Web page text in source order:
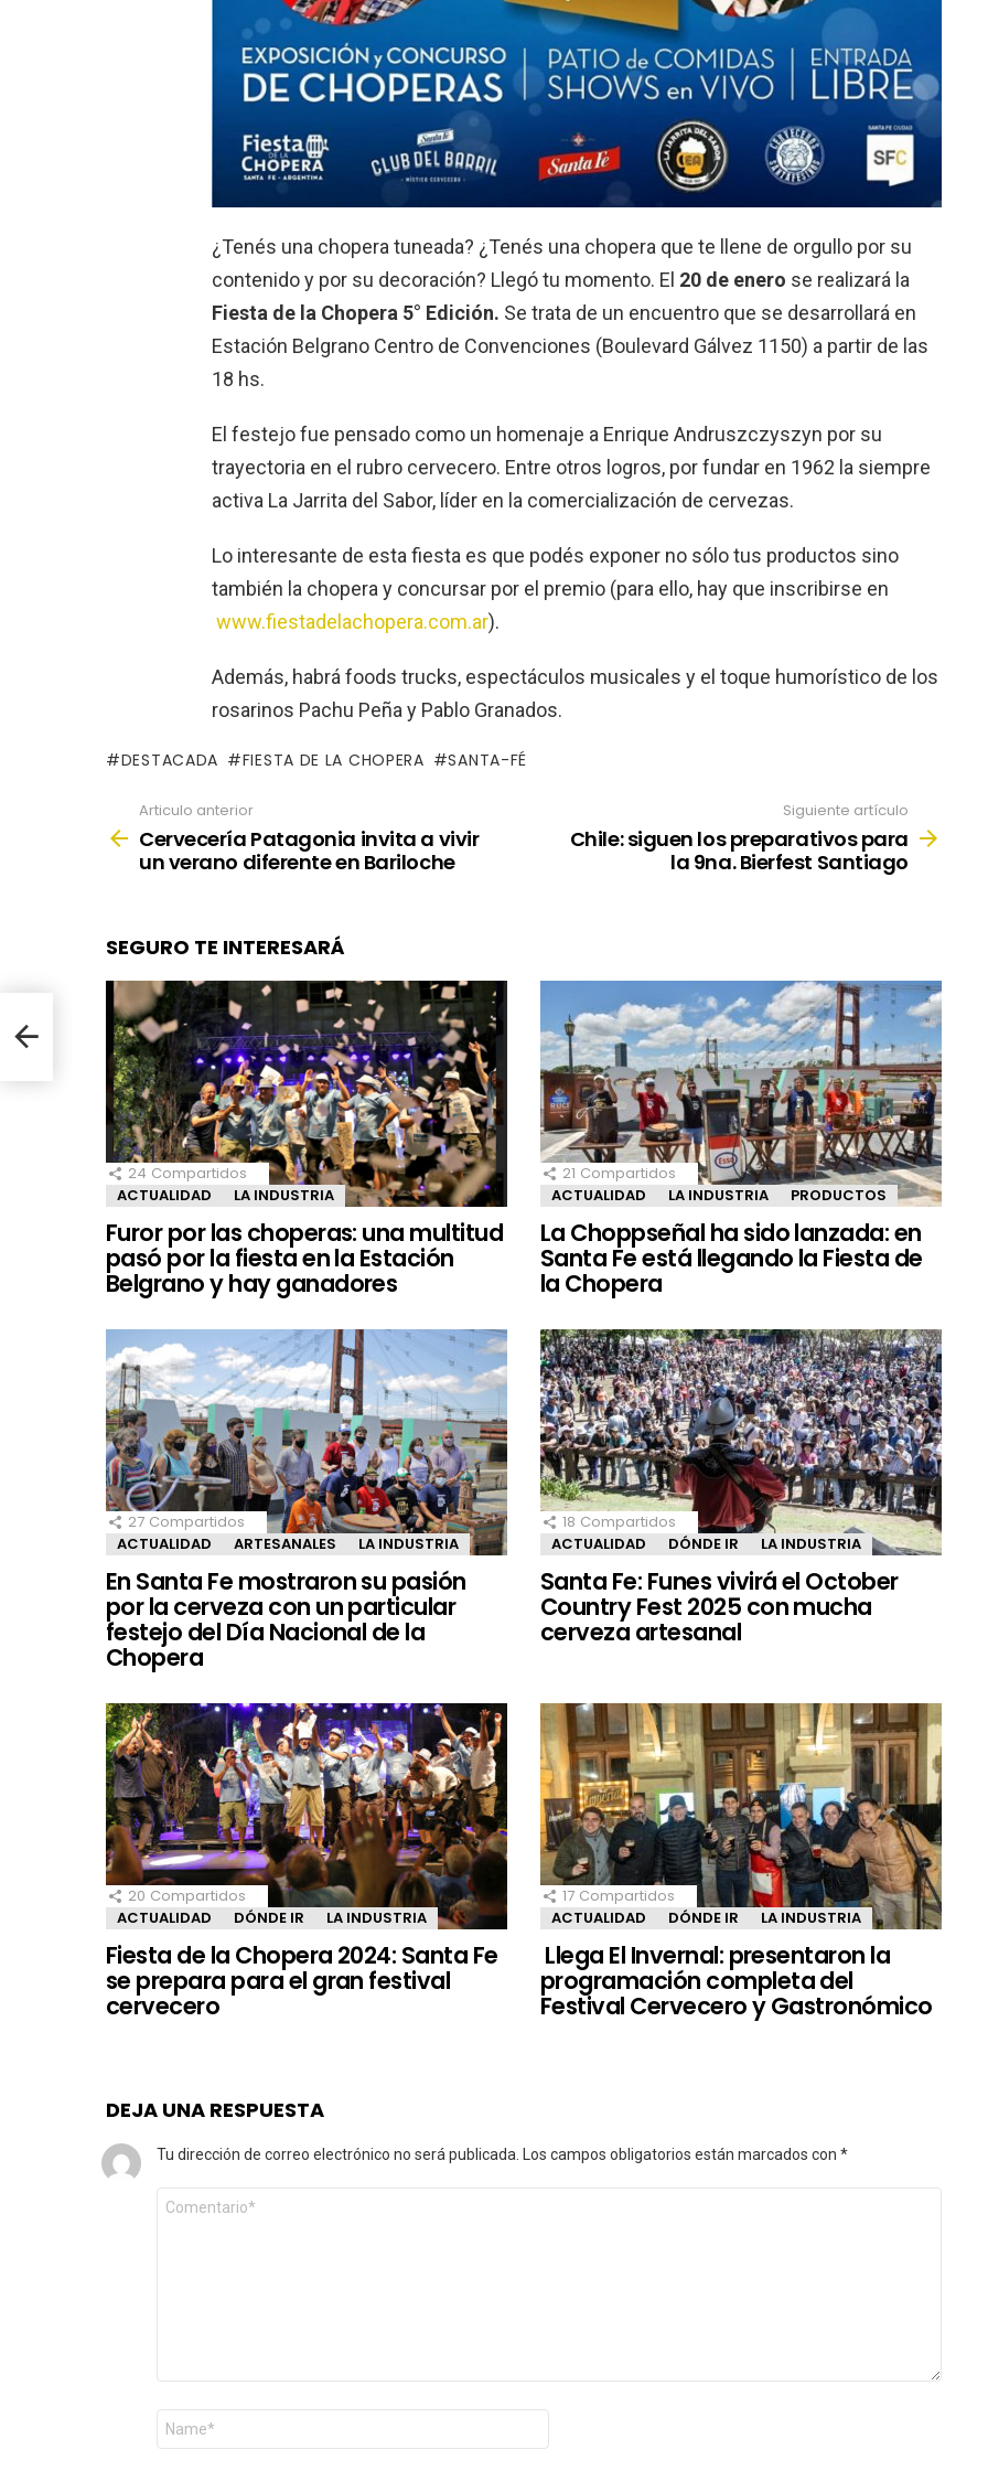
¿Tenés una chopera tuneada? ¿Tenés una chopera que te llene de orgullo por su
contenido y por su decoración? Llegó tu momento. El 20 de enero se realizará la
Fiesta de la Chopera 5° Edición. Se trata de un encuentro que se desarrollará en
Estación Belgrano Centro de Convenciones (Boulevard Gálvez 1150) a partir de las
18 hs.
El festejo fue pensado como un homenaje a Enrique Andruszczyszyn por su
trayectoria en el rubro cervecero. Entre otros logros, por fundar en 1962 la siempre
activa La Jarrita del Sabor, líder en la comercialización de cervezas.
Lo interesante de esta fiesta es que podés exponer no sólo tus productos sino
también la chopera y concursar por el premio (para ello, hay que inscribirse en
www.fiestadelachopera.com.ar).
Además, habrá foods trucks, espectáculos musicales y el toque humorístico de los
rosarinos Pachu Peña y Pablo Granados.
DESTACADA FIESTA DE LA CHOPERA SANTA-FÉ
more
Articulo anterior
Cervecería Patagonia invita a vivir
un verano diferente en Bariloche
Siguiente artículo
Chile: siguen los preparativos para
la 9na. Bierfest Santiago
SEGURO TE INTERESARÁ
24 Compartidos
ACTUALIDAD
LA INDUSTRIA
Furor por las choperas: una multitud
pasó por la fiesta en la Estación
Belgrano y hay ganadores
21 Compartidos
ACTUALIDAD
LA INDUSTRIA PRODUCTOS
La Choppseñal ha sido lanzada: en
Santa Fe está llegando la Fiesta de
la Chopera
27 Compartidos
ACTUALIDAD
ARTESANALES LA INDUSTRIA
En Santa Fe mostraron su pasión
por la cerveza con un particular
festejo del Día Nacional de la
Chopera
18 Compartidos
ACTUALIDAD
DÓNDE IR LA INDUSTRIA
Santa Fe: Funes vivirá el October
Country Fest 2025 con mucha
cerveza artesanal
20 Compartidos
ACTUALIDAD
DÓNDE IR LA INDUSTRIA
Fiesta de la Chopera 2024: Santa Fe
se prepara para el gran festival
cervecero
17 Compartidos
ACTUALIDAD
DÓNDE IR LA INDUSTRIA
Llega El Invernal: presentaron la
programación completa del
Festival Cervecero y Gastronómico
DEJA UNA RESPUESTA
Tu dirección de correo electrónico no será publicada. Los campos obligatorios están marcados con *
Comentario
Nombre
un